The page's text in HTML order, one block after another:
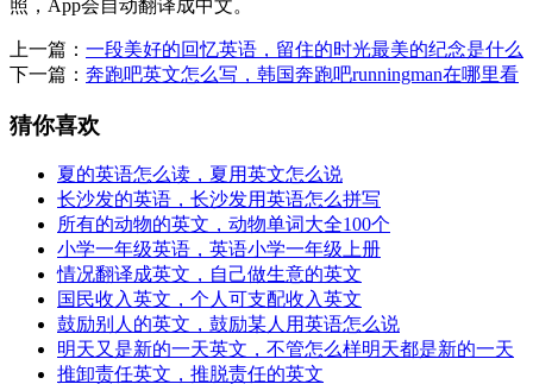
照，App会自动翻译成中文。
上一篇： 一段美好的回忆英语，留住的时光最美的纪念是什么
下一篇： 奔跑吧英文怎么写，韩国奔跑吧runningman在哪里看
猜你喜欢
夏的英语怎么读，夏用英文怎么说
长沙发的英语，长沙发用英语怎么拼写
所有的动物的英文，动物单词大全100个
小学一年级英语，英语小学一年级上册
情况翻译成英文，自己做生意的英文
国民收入英文，个人可支配收入英文
鼓励别人的英文，鼓励某人用英语怎么说
明天又是新的一天英文，不管怎么样明天都是新的一天
推卸责任英文，推脱责任的英文